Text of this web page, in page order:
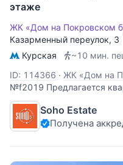
этаже
ЖК «Дом на Покровском
Казарменный переулок, 3
Курская
~10 мин.
ID: 114366 · ЖК «Дом на
№f2019 Предлагается
отделки. Лучшая секция
спланировать: гостиную,
ванных комнат,
Soho Estate
Получена